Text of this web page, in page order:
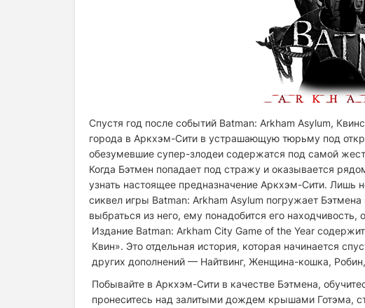
Спустя год после событий Batman: Arkham Asylum,
города в Аркхэм-Сити в устрашающую тюрьму под
обезумевшие супер-злодеи содержатся под самой
Когда Бэтмен попадает под стражу и оказывается
узнать настоящее предназначение Аркхэм-Сити. Лишь
сиквел игры Batman: Arkham Asylum погружает
выбраться из него, ему понадобится его находчивость,
Издание Batman: Arkham City Game of the Year
Квин». Это отдельная история, которая начинается
других дополнений — Найтвинг, Женщина-кошка,
Побывайте в Аркхэм-Сити в качестве Бэтмена,
пронеситесь над залитыми дождем крышами Готэма,